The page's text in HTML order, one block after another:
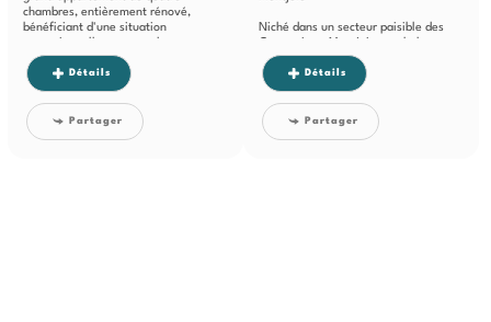
chambres, entièrement rénové,
bénéficiant d'une situation
Détails
Partager
Niché dans un secteur paisible des
Détails
Partager